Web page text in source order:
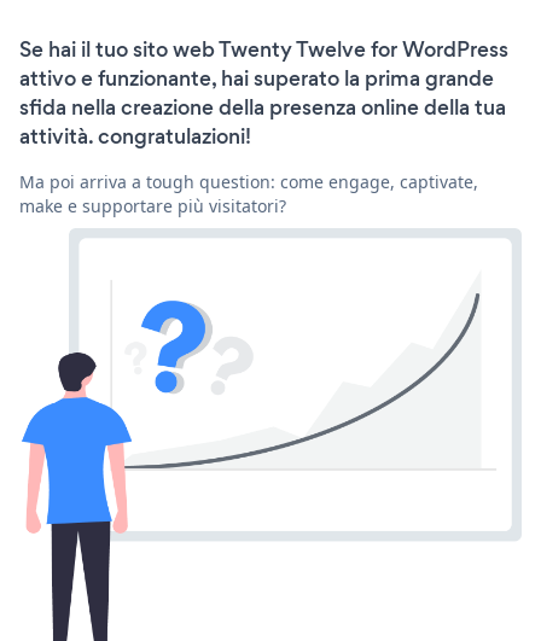
Se hai il tuo sito web Twenty Twelve for WordPress
attivo e funzionante, hai superato la prima grande
sfida nella creazione della presenza online della tua
attività. congratulazioni!
Ma poi arriva a tough question: come engage, captivate,
make e supportare più visitatori?